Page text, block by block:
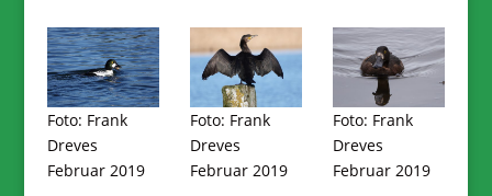
Foto: Frank
Dreves
Februar 2019
Foto: Frank
Dreves
Februar 2019
Foto: Frank
Dreves
Februar 2019